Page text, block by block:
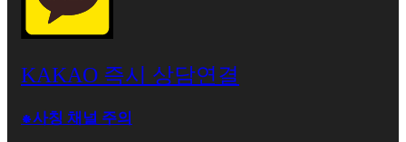
KAKAO 즉시 상담연결
⁕사칭 채널 주의